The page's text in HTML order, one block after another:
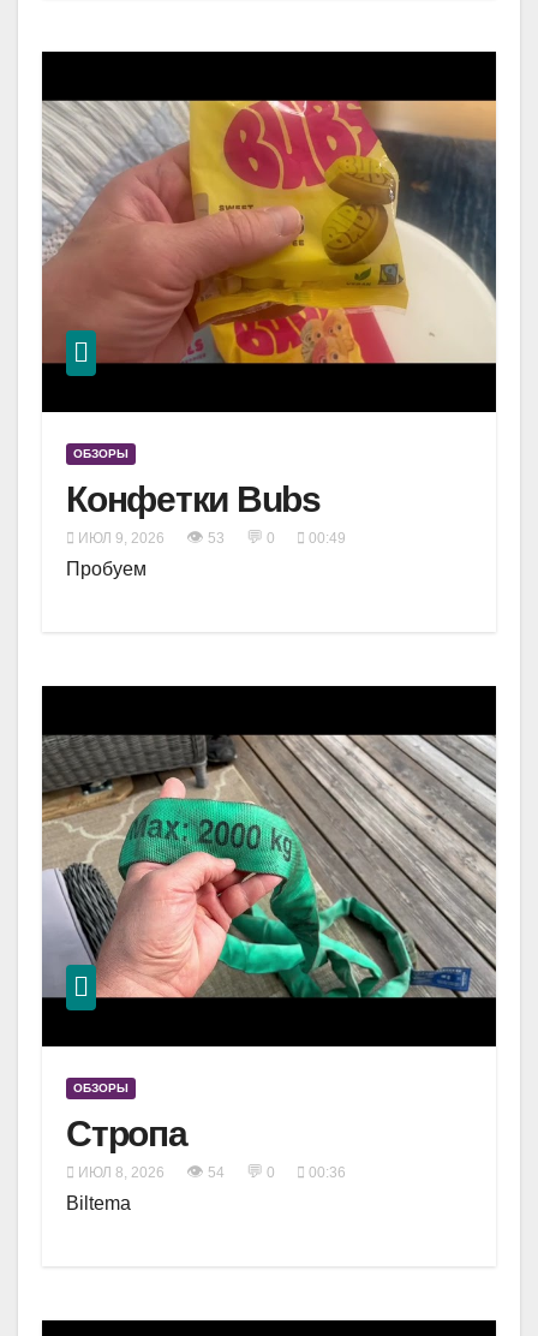
ОБЗОРЫ
Конфетки Bubs
ИЮЛ 9, 2026 👁 53 💬 0 00:49
Пробуем
ОБЗОРЫ
Стропа
ИЮЛ 8, 2026 👁 54 💬 0 00:36
Biltema